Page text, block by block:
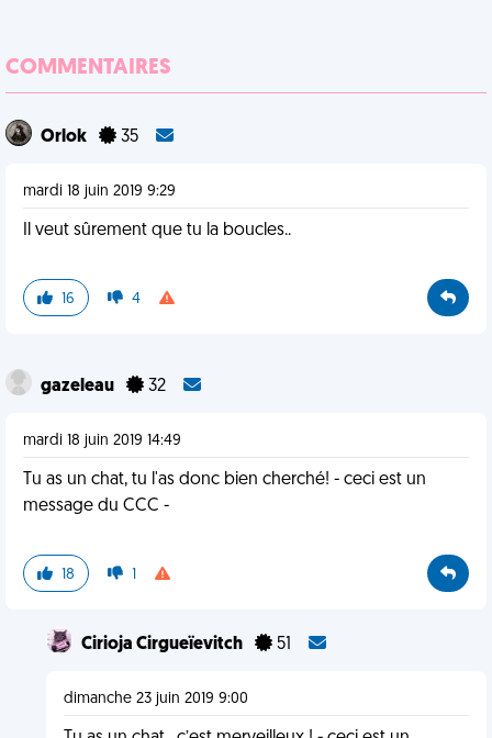
COMMENTAIRES
Orlok 35
mardi 18 juin 2019 9:29
Il veut sûrement que tu la boucles..
16 4
gazeleau 32
mardi 18 juin 2019 14:49
Tu as un chat, tu l'as donc bien cherché! - ceci est un
message du CCC -
18 1
Cirioja Cirgueïevitch 51
dimanche 23 juin 2019 9:00